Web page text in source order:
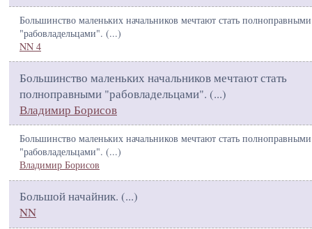
Большинство маленьких начальников мечтают стать полноправными
"рабовладельцами". (...)
NN 4
Большинство маленьких начальников мечтают стать
полноправными "рабовладельцами". (...)
Владимир Борисов
Большинство маленьких начальников мечтают стать полноправными
"рабовладельцами". (...)
Владимир Борисов
Большой начайник. (...)
NN